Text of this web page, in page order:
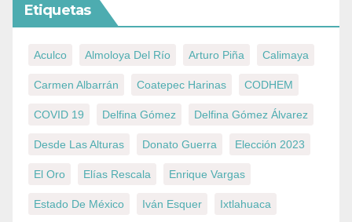
Etiquetas
Aculco Almoloya Del Río Arturo Piña Calimaya
Carmen Albarrán Coatepec Harinas CODHEM
COVID 19 Delfina Gómez Delfina Gómez Álvarez
Desde Las Alturas Donato Guerra Elección 2023
El Oro Elías Rescala Enrique Vargas
Estado De México Iván Esquer Ixtlahuaca